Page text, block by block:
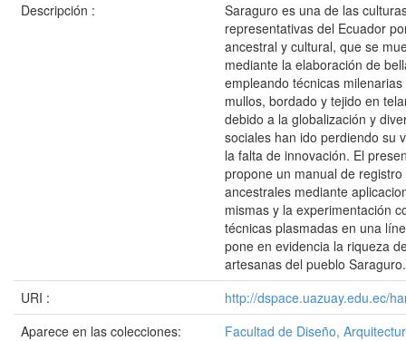
Descripción :
Saraguro es una de las
representativas del Ecuador
ancestral y cultural, que se
mediante la elaboración de
empleando técnicas
mullos, bordado y tejido en
debido a la globalización y
sociales han ido perdiendo su
la falta de innovación. El
propone un manual de
ancestrales mediante
mismas y la experimentación
técnicas plasmadas en una
pone en evidencia la riqueza
artesanas del pueblo Saraguro.
URI :
http://dspace.uazuay.edu.ec/
Aparece en las colecciones:
Facultad de Diseño,